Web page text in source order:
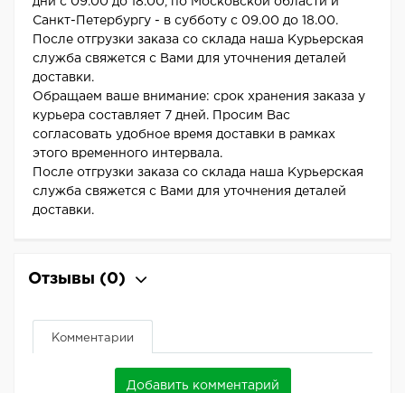
Санкт-Петербургу - в субботу с 09.00 до 18.00.
После отгрузки заказа со склада наша Курьерская
служба свяжется с Вами для уточнения деталей
доставки.
Обращаем ваше внимание: срок хранения заказа у
курьера составляет 7 дней. Просим Вас
согласовать удобное время доставки в рамках
этого временного интервала.
После отгрузки заказа со склада наша Курьерская
служба свяжется с Вами для уточнения деталей
доставки.
Отзывы (0)
Комментарии
Добавить комментарий